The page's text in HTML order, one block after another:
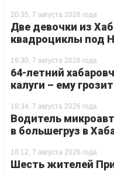
20:35, 7 августа 2026 года
Две девочки из
квадроциклы под
19:30, 7 августа 2026 года
64-летний
калуги – ему
18:34, 7 августа 2026 года
Водитель
в большегруз в
18:12, 7 августа 2026 года
Шесть жителей